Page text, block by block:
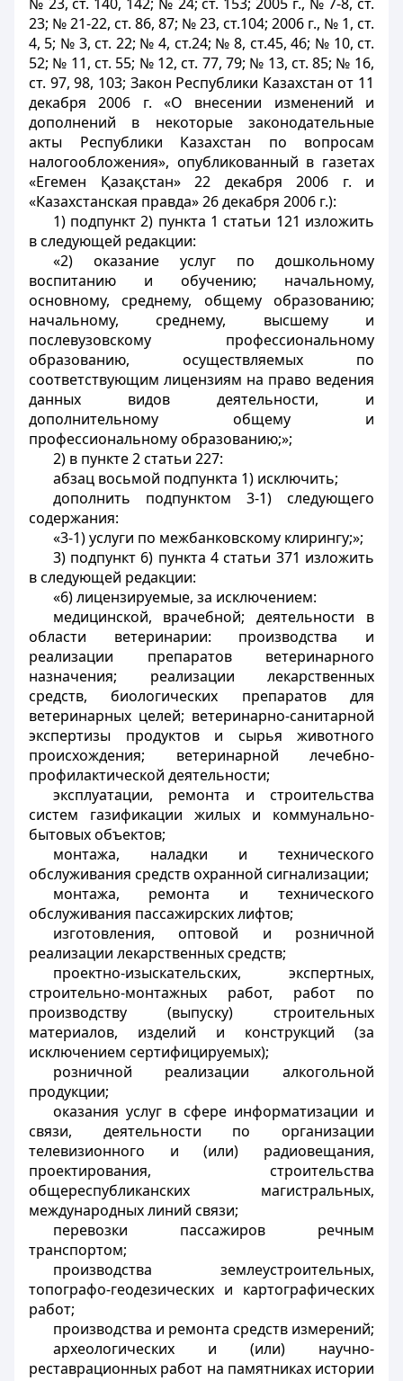
23; № 21-22, ст. 86, 87; № 23, ст.104; 2006 г., № 1, ст.
4, 5; № 3, ст. 22; № 4, ст.24; № 8, ст.45, 46; № 10, ст.
52; № 11, ст. 55; № 12, ст. 77, 79; № 13, ст. 85; № 16,
ст. 97, 98, 103; Закон Республики Казахстан от 11
декабря 2006 г. «О внесении изменений и
дополнений в некоторые законодательные
акты Республики Казахстан по вопросам
налогообложения», опубликованный в газетах
«Егемен Қазақстан» 22 декабря 2006 г. и
«Казахстанская правда» 26 декабря 2006 г.):
1) подпункт 2) пункта 1 статьи 121 изложить
в следующей редакции:
«2) оказание услуг по дошкольному
воспитанию и обучению; начальному,
основному, среднему, общему образованию;
начальному, среднему, высшему и
послевузовскому профессиональному
образованию, осуществляемых по
соответствующим лицензиям на право ведения
данных видов деятельности, и
дополнительному общему и
профессиональному образованию;»;
2) в пункте 2 статьи 227:
абзац восьмой подпункта 1) исключить;
дополнить подпунктом 3-1) следующего
содержания:
«3-1) услуги по межбанковскому клирингу;»;
3) подпункт 6) пункта 4 статьи 371 изложить
в следующей редакции:
«6) лицензируемые, за исключением:
медицинской, врачебной; деятельности в
области ветеринарии: производства и
реализации препаратов ветеринарного
назначения; реализации лекарственных
средств, биологических препаратов для
ветеринарных целей; ветеринарно-санитарной
экспертизы продуктов и сырья животного
происхождения; ветеринарной лечебно-
профилактической деятельности;
эксплуатации, ремонта и строительства
систем газификации жилых и коммунально-
бытовых объектов;
монтажа, наладки и технического
обслуживания средств охранной сигнализации;
монтажа, ремонта и технического
обслуживания пассажирских лифтов;
изготовления, оптовой и розничной
реализации лекарственных средств;
проектно-изыскательских, экспертных,
строительно-монтажных работ, работ по
производству (выпуску) строительных
материалов, изделий и конструкций (за
исключением сертифицируемых);
розничной реализации алкогольной
продукции;
оказания услуг в сфере информатизации и
связи, деятельности по организации
телевизионного и (или) радиовещания,
проектирования, строительства
общереспубликанских магистральных,
международных линий связи;
перевозки пассажиров речным
транспортом;
производства землеустроительных,
топографо-геодезических и картографических
работ;
производства и ремонта средств измерений;
археологических и (или) научно-
реставрационных работ на памятниках истории